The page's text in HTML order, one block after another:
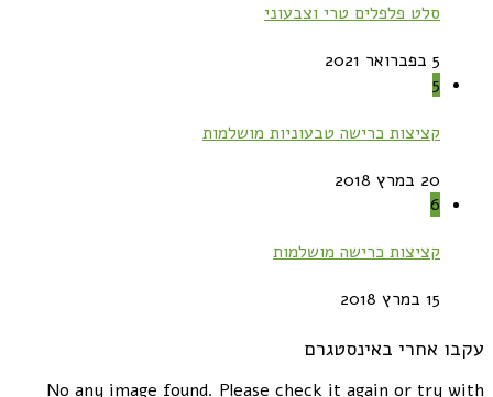
סלט פלפלים טרי וצבעוני
5 בפברואר 2021
5
קציצות כרישה טבעוניות מושלמות
20 במרץ 2018
6
קציצות כרישה מושלמות
15 במרץ 2018
עקבו אחרי באינסטגרם
No any image found. Please check it again or try with